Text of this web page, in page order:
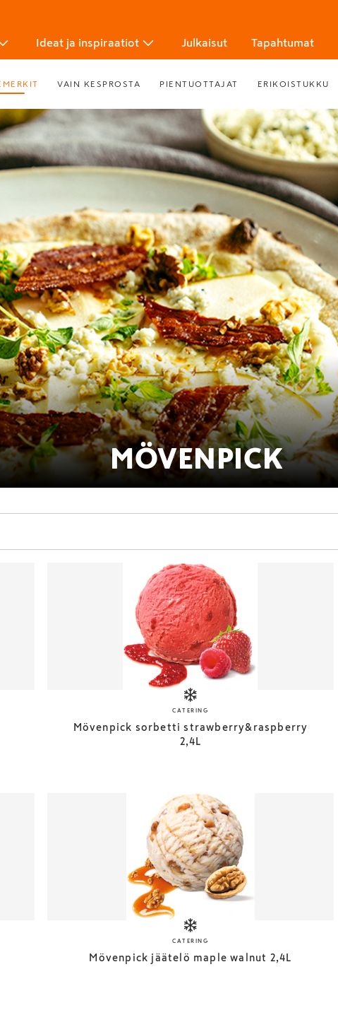
Ideat ja inspiraatiot Julkaisut Tapahtumat
VAIN KESPROSTA PIENTUOTTAJAT ERIKOISTUKKU
MÖVENPICK
CATERING
Mövenpick sorbetti strawberry&raspberry
2,4L
CATERING
Mövenpick jäätelö maple walnut 2,4L